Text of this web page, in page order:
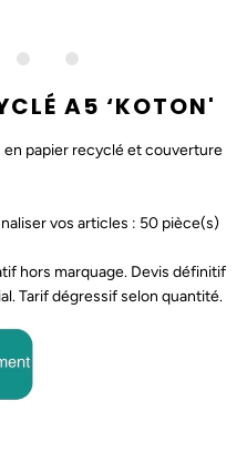
A5 ‘KOTON'
papier recyclé et couverture
vos articles : 50 pièce(s)
hors marquage. Devis définitif
Tarif dégressif selon quantité.